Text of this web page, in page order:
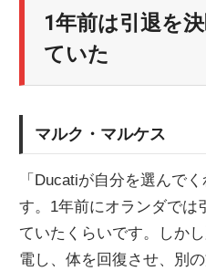
1年前は引退を
ていた
マルク・マルケス
「Ducatiが自分を選んで
す。1年前にオランダでは
ていたくらいです。しか
電し、体を回復させ、別